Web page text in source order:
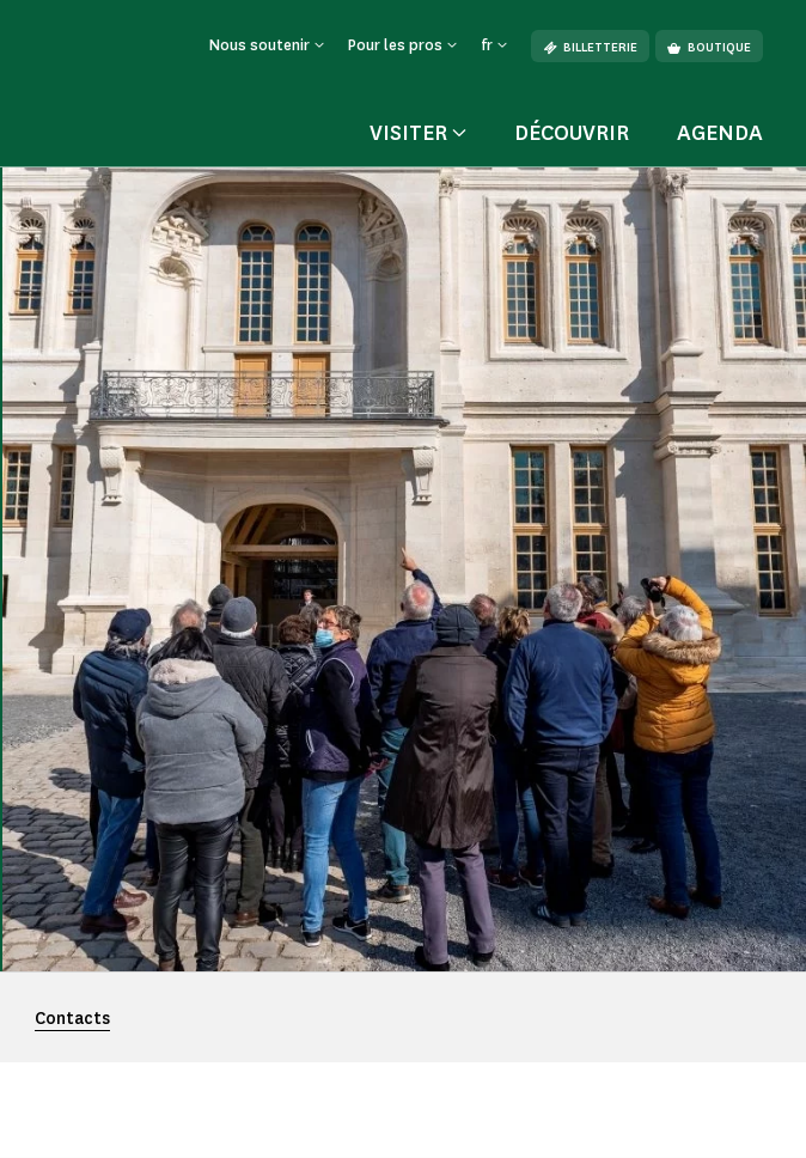
Nous soutenir Pour les pros fr BILLETTERIE BOUTIQUE
VISITER DÉCOUVRIR AGENDA
Contacts